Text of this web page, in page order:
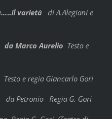
varietàdi A.Alegiani e
da Marco Aurelio Testo e
Testo e regia Giancarlo Gori
da Petronio Regia G. Gori